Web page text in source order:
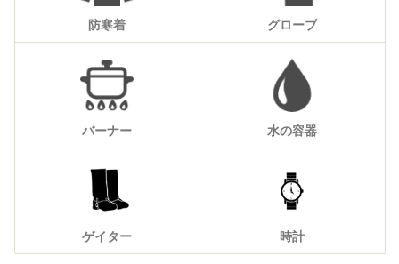
防寒着 グローブ
バーナー 水の容器
ゲイター 時計